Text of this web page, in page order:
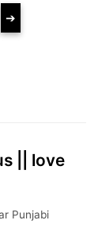
➔
|| love
Punjabi